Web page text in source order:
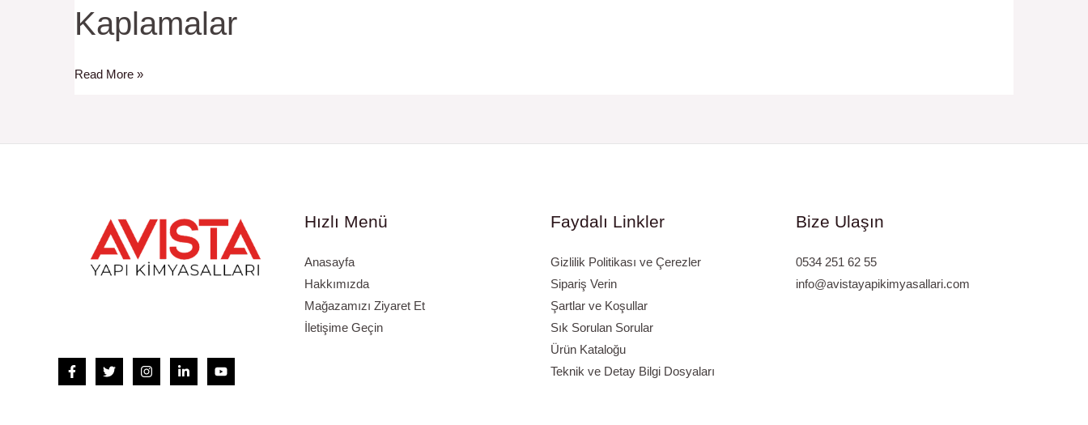
Kaplamalar
Boyama:
Dayanıklı,
ve
Kaplamalar
Read More »
Hızlı Menü
Anasayfa
Hakkımızda
Mağazamızı Ziyaret Et
İletişime Geçin
Faydalı Linkler
Gizlilik Politikası ve Çerezler
Sipariş Verin
Şartlar ve Koşullar
Sık Sorulan Sorular
Ürün Kataloğu
Teknik ve Detay Bilgi Dosyaları
Bize Ulaşın
0534 251 62 55
info@avistayapikimyasallari.com